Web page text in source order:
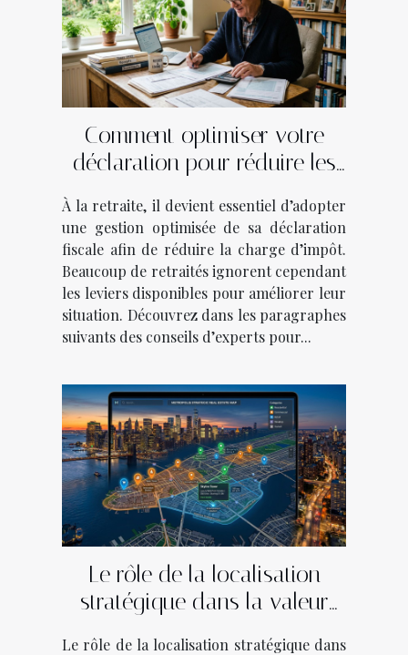
Comment optimiser votre
déclaration pour réduire les
À la retraite, il devient essentiel d’adopter
une gestion optimisée de sa déclaration
fiscale afin de réduire la charge d’impôt.
Beaucoup de retraités ignorent cependant
les leviers disponibles pour améliorer leur
situation. Découvrez dans les paragraphes
suivants des conseils d’experts pour...
Le rôle de la localisation
stratégique dans la valeur
Le rôle de la localisation stratégique dans